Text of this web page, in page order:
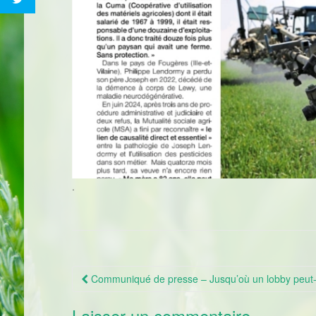
.
Navigation Article
Communiqué de presse – Jusqu’où un lobby